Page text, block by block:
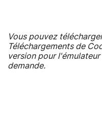
Vous pouvez
Téléchargements de
version pour
demande.